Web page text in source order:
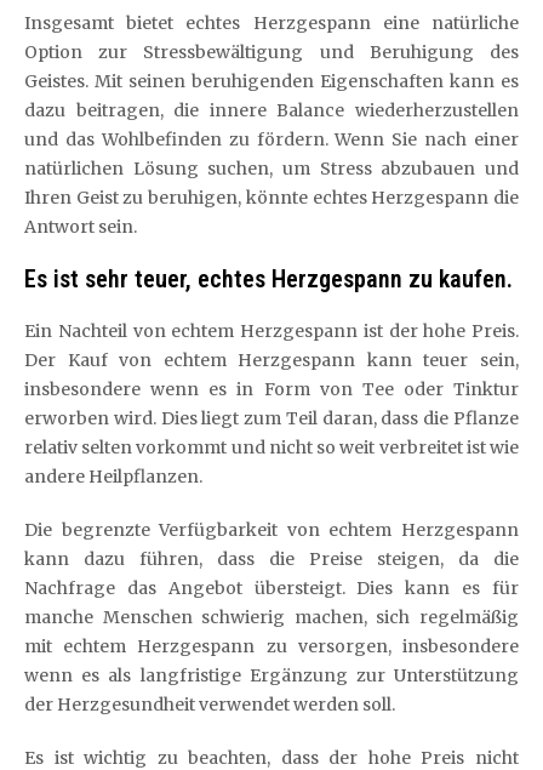
Insgesamt bietet echtes Herzgespann eine natürliche
Option zur Stressbewältigung und Beruhigung des
Geistes. Mit seinen beruhigenden Eigenschaften kann es
dazu beitragen, die innere Balance wiederherzustellen
und das Wohlbefinden zu fördern. Wenn Sie nach einer
natürlichen Lösung suchen, um Stress abzubauen und
Ihren Geist zu beruhigen, könnte echtes Herzgespann die
Antwort sein.
Es ist sehr teuer, echtes Herzgespann zu kaufen.
Ein Nachteil von echtem Herzgespann ist der hohe Preis.
Der Kauf von echtem Herzgespann kann teuer sein,
insbesondere wenn es in Form von Tee oder Tinktur
erworben wird. Dies liegt zum Teil daran, dass die Pflanze
relativ selten vorkommt und nicht so weit verbreitet ist wie
andere Heilpflanzen.
Die begrenzte Verfügbarkeit von echtem Herzgespann
kann dazu führen, dass die Preise steigen, da die
Nachfrage das Angebot übersteigt. Dies kann es für
manche Menschen schwierig machen, sich regelmäßig
mit echtem Herzgespann zu versorgen, insbesondere
wenn es als langfristige Ergänzung zur Unterstützung
der Herzgesundheit verwendet werden soll.
Es ist wichtig zu beachten, dass der hohe Preis nicht